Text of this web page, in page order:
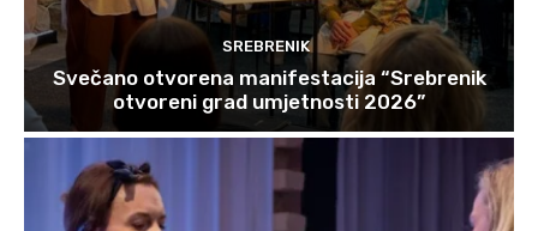
SREBRENIK
Svečano otvorena manifestacija “Srebrenik
otvoreni grad umjetnosti 2026”